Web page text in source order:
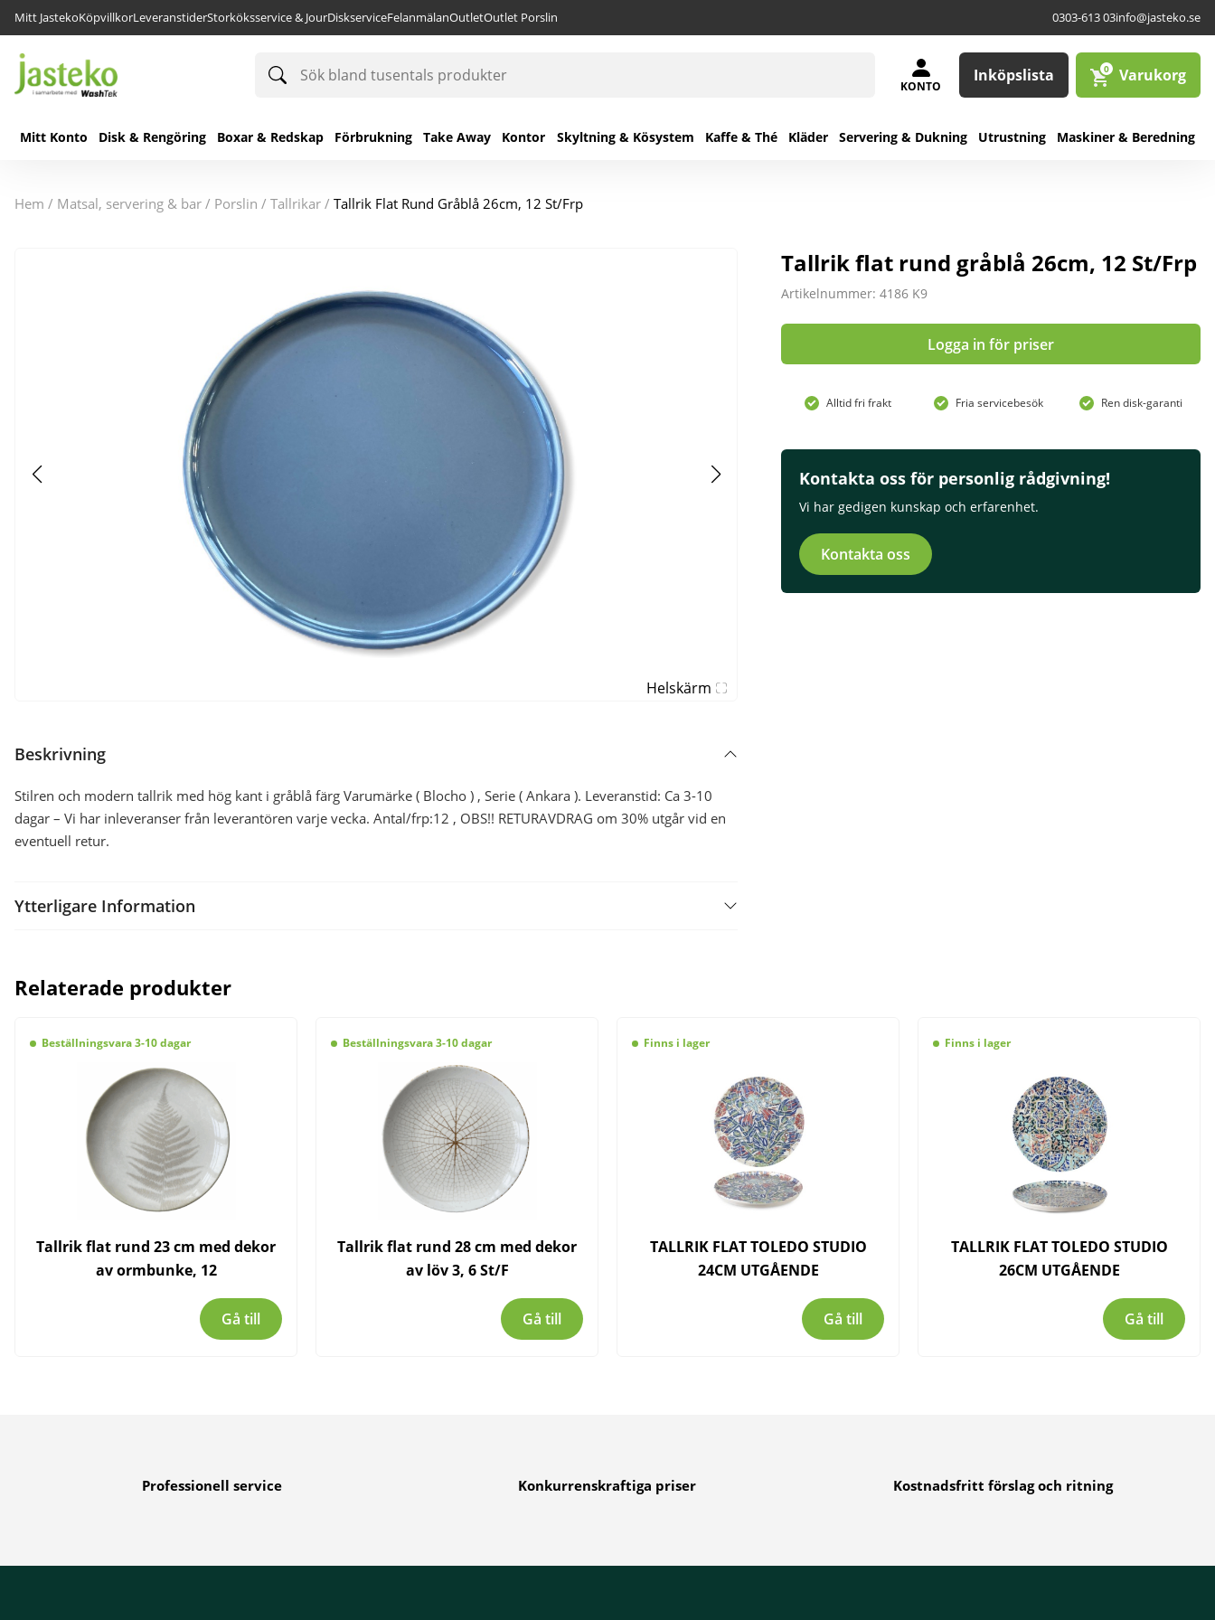
Mitt JastekoKöpvillkorLeveranstiderStorköksservice & JourDiskserviceFelanmälanOutletOutlet Porslin 0303-613 03info@jasteko.se
Sök
bland
produkter
KONTO
Inköpslista 0 Varukorg
Mitt Konto Disk & Rengöring Boxar & Redskap Förbrukning Take Away Kontor Skyltning & Kösystem Kaffe & Thé Kläder Servering & Dukning Utrustning Maskiner & Beredning
hem / matsal, servering & bar / porslin / tallrikar / Tallrik Flat Rund Gråblå 26cm, 12 St/Frp
Helskärm
Tallrik flat rund gråblå 26cm, 12 St/Frp
Artikelnummer: 4186 K9
Logga in för priser
Alltid fri frakt Fria servicebesök Ren disk-garanti
Kontakta oss för personlig rådgivning!
Vi har gedigen kunskap och erfarenhet.
Kontakta oss
Beskrivning
Stilren och modern tallrik med hög kant i gråblå färg Varumärke ( Blocho ) , Serie ( Ankara ). Leveranstid: Ca 3-10
dagar – Vi har inleveranser från leverantören varje vecka. Antal/frp:12 , OBS!! RETURAVDRAG om 30% utgår vid en
eventuell retur.
Ytterligare Information
Relaterade produkter
Beställningsvara 3-10 dagar
Tallrik flat rund 23 cm med dekor
av ormbunke, 12
Gå till
Beställningsvara 3-10 dagar
Tallrik flat rund 28 cm med dekor
av löv 3, 6 St/F
Gå till
Finns i lager
TALLRIK FLAT TOLEDO STUDIO
24CM UTGÅENDE
Gå till
Finns i lager
TALLRIK FLAT TOLEDO STUDIO
26CM UTGÅENDE
Gå till
Professionell service Konkurrenskraftiga priser Kostnadsfritt förslag och ritning